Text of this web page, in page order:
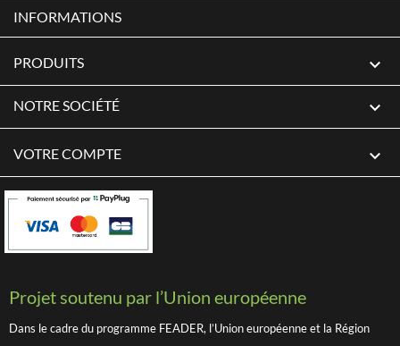
INFORMATIONS
PRODUITS 
NOTRE SOCIÉTÉ 
VOTRE COMPTE 
Projet soutenu par l’Union européenne
Dans le cadre du programme FEADER, l’Union européenne et la Région